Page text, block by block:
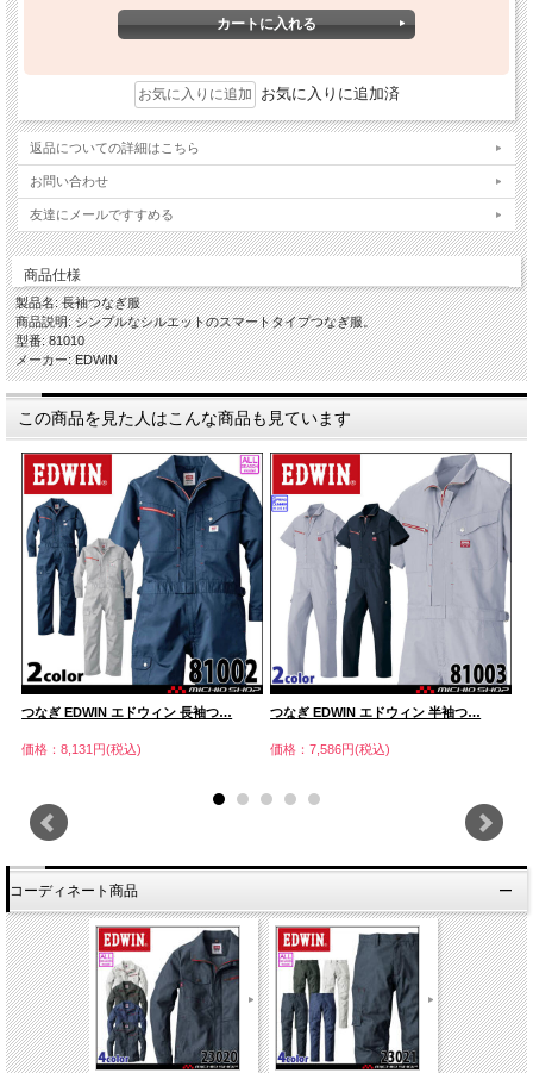
お気に入りに追加済
返品についての詳細はこちら
お問い合わせ
友達にメールですすめる
商品仕様
製品名: 長袖つなぎ服
商品説明: シンプルなシルエットのスマートタイプつなぎ服。
型番: 81010
メーカー: EDWIN
この商品を見た人はこんな商品も見ています
つなぎ EDWIN エドウィン 長袖つ…
価格：8,131円(税込)
つなぎ EDWIN エドウィン 半袖つ…
価格：7,586円(税込)
コーディネート商品